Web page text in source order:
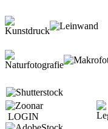
LOGIN